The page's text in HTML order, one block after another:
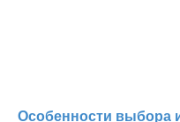
Особенности выбора